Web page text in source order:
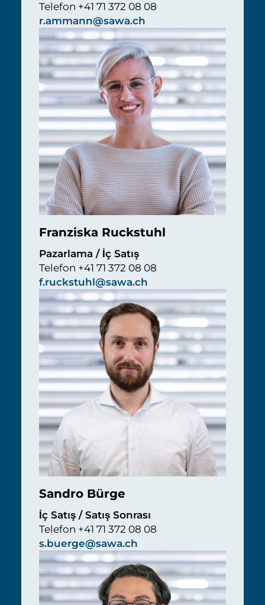
Telefon +41 71 372 08 08
r.ammann@sawa.ch
Franziska Ruckstuhl
Pazarlama / İç Satış
Telefon +41 71 372 08 08
f.ruckstuhl@sawa.ch
Sandro Bürge
İç Satış / Satış Sonrası
Telefon +41 71 372 08 08
s.buerge@sawa.ch